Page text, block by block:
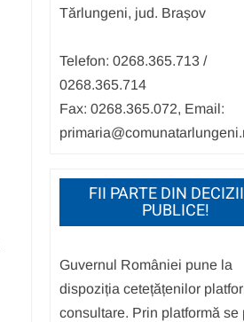
Tărlungeni, jud. Brașov
Telefon: 0268.365.713 /
0268.365.714
Fax: 0268.365.072, Email:
FII PARTE DIN
PUBLICE!
Guvernul României pune la
dispoziția cetețățenilor
consultare. Prin platformă se